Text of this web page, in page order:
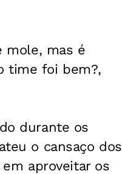
mole, mas é
time foi bem?,
durante os
o cansaço dos
aproveitar os